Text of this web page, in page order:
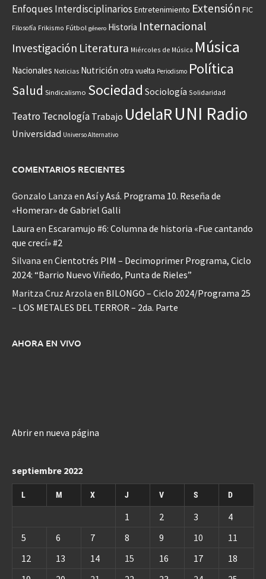
Enfoques Interdisciplinarios Entretenimiento Extensión FIC
Filosofía Frikismo Fútbol género Historia Internacional
Investigación Literatura Miércoles de Música Música
Nacionales Noticias Nutrición otra vuelta Periodismo Política
Salud Sindicalismo Sociedad Sociología Solidaridad
Teatro Tecnología Trabajo UdelaRUNI Radio
Universidad Universo Alternativo
COMENTARIOS RECIENTES
Gonzalo Lanza en Así y Asá. Programa 10. Reseña de
«Homerar» de Gabriel Galli
Laura en Escaramujo #6: Columna de historia «Fue cantando
que crecí» #2
Silvana en Cientotrés PIM – Decimoprimer Programa, Ciclo
2024: “Barrio Nuevo Viñedo, Punta de Rieles”
Maritza Cruz Arzola en BILONGO – Ciclo 2024/Programa 25
– LOS METALES DEL TERROR – 2da. Parte
AHORA EN VIVO
Abrir en nueva página
septiembre 2022
L M X J V S D
1 2 3
4
5
6 7 8 9 10
11
12
13 14 15 16 17
18